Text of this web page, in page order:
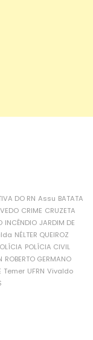
DO RN Assu BATATA
CRIME CRUZETA
INCÊNDIO JARDIM DE
NÉLTER QUEIROZ
POLÍCIA CIVIL
ROBERTO GERMANO
Temer UFRN Vivaldo